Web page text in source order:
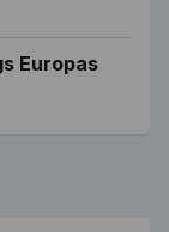
Europas